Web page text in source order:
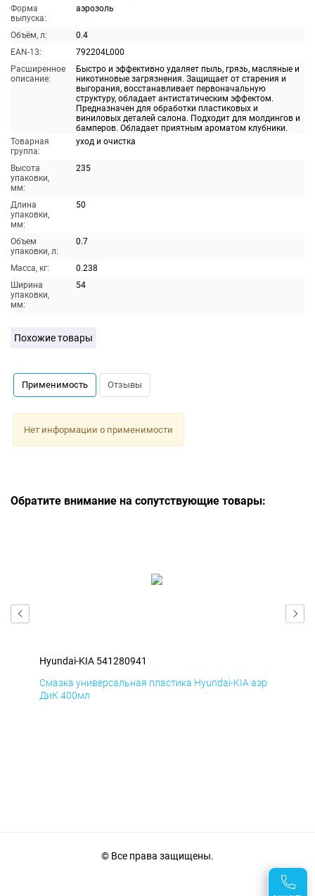
Форма
выпуска:
аэрозоль
Объём, л:
0.4
EAN-13:
792204L000
Расширенное
описание:
Быстро и эффективно удаляет пыль, грязь, масляные и
никотиновые загрязнения. Защищает от старения и
выгорания, восстанавливает первоначальную
структуру, обладает антистатическим эффектом.
Предназначен для обработки пластиковых и
виниловых деталей салона. Подходит для молдингов и
бамперов. Обладает приятным ароматом клубники.
Товарная
группа:
уход и очистка
Высота
упаковки,
мм:
235
Длина
упаковки,
мм:
50
Объем
упаковки, л:
0.7
Масса, кг:
0.238
Ширина
упаковки,
мм:
54
Похожие товары
Применимость Отзывы
Нет информации о применимости
Обратите внимание на сопутствующие товары:
Hyundai-KIA 541280941
Смазка универсальная пластика Hyundai-KIA аэр
ДиК 400мл
© Все права защищены.